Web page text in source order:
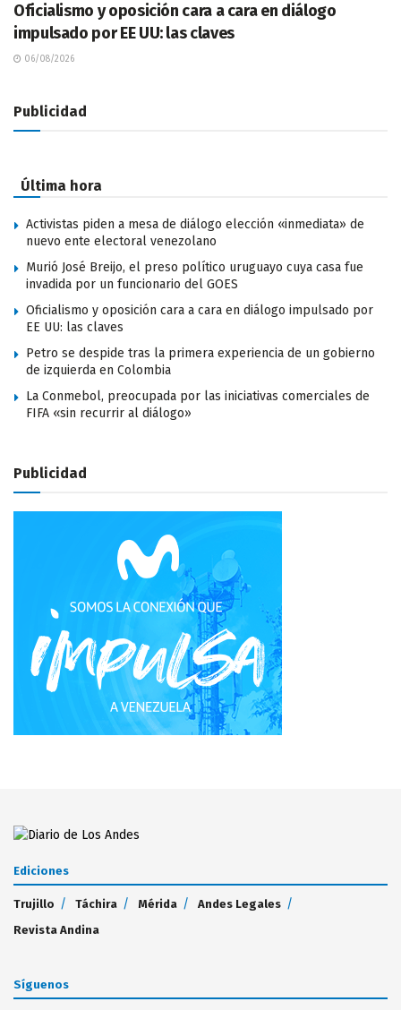
Oficialismo y oposición cara a cara en diálogo
impulsado por EE UU: las claves
06/08/2026
Publicidad
Última hora
Activistas piden a mesa de diálogo elección «inmediata» de
nuevo ente electoral venezolano
Murió José Breijo, el preso político uruguayo cuya casa fue
invadida por un funcionario del GOES
Oficialismo y oposición cara a cara en diálogo impulsado por
EE UU: las claves
Petro se despide tras la primera experiencia de un gobierno
de izquierda en Colombia
La Conmebol, preocupada por las iniciativas comerciales de
FIFA «sin recurrir al diálogo»
Publicidad
Ediciones
Trujillo Táchira Mérida
Andes Legales
Revista Andina
Síguenos